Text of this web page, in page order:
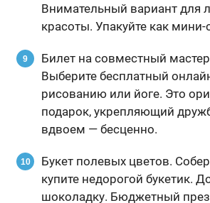
Внимательный вариант для
красоты. Упакуйте как мини-
Билет на совместный
Выберите бесплатный
рисованию или йоге. Это
подарок, укрепляющий
вдвоем — бесценно.
Букет полевых цветов.
купите недорогой букетик.
шоколадку. Бюджетный